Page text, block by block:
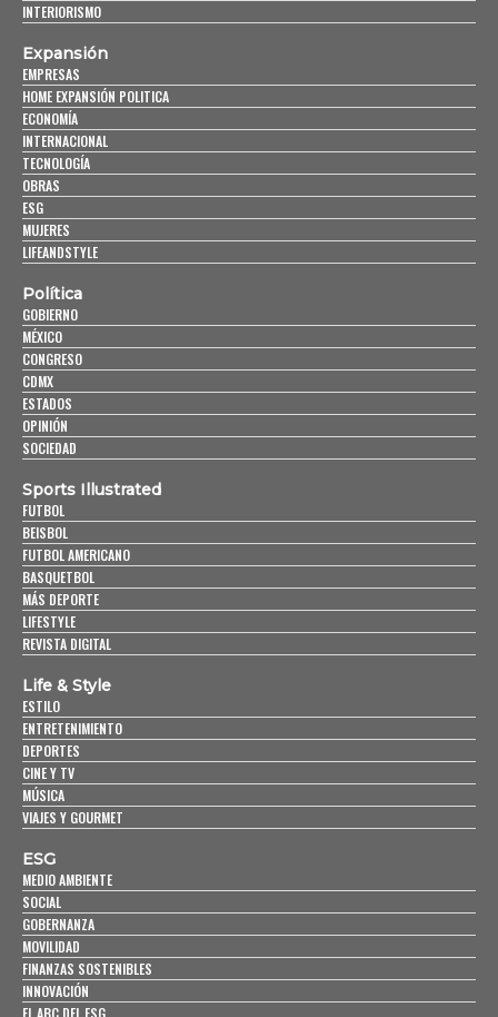
INTERIORISMO
Expansión
EMPRESAS
HOME EXPANSIÓN POLITICA
ECONOMÍA
INTERNACIONAL
TECNOLOGÍA
OBRAS
ESG
MUJERES
LIFEANDSTYLE
Política
GOBIERNO
MÉXICO
CONGRESO
CDMX
ESTADOS
OPINIÓN
SOCIEDAD
Sports Illustrated
FUTBOL
BEISBOL
FUTBOL AMERICANO
BASQUETBOL
MÁS DEPORTE
LIFESTYLE
REVISTA DIGITAL
Life & Style
ESTILO
ENTRETENIMIENTO
DEPORTES
CINE Y TV
MÚSICA
VIAJES Y GOURMET
ESG
MEDIO AMBIENTE
SOCIAL
GOBERNANZA
MOVILIDAD
FINANZAS SOSTENIBLES
INNOVACIÓN
EL ABC DEL ESG